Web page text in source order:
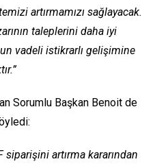
artırmamızı sağlayacak.
taleplerini daha iyi
vadeli istikrarlı gelişimine
Sorumlu Başkan Benoit de
siparişini artırma kararından